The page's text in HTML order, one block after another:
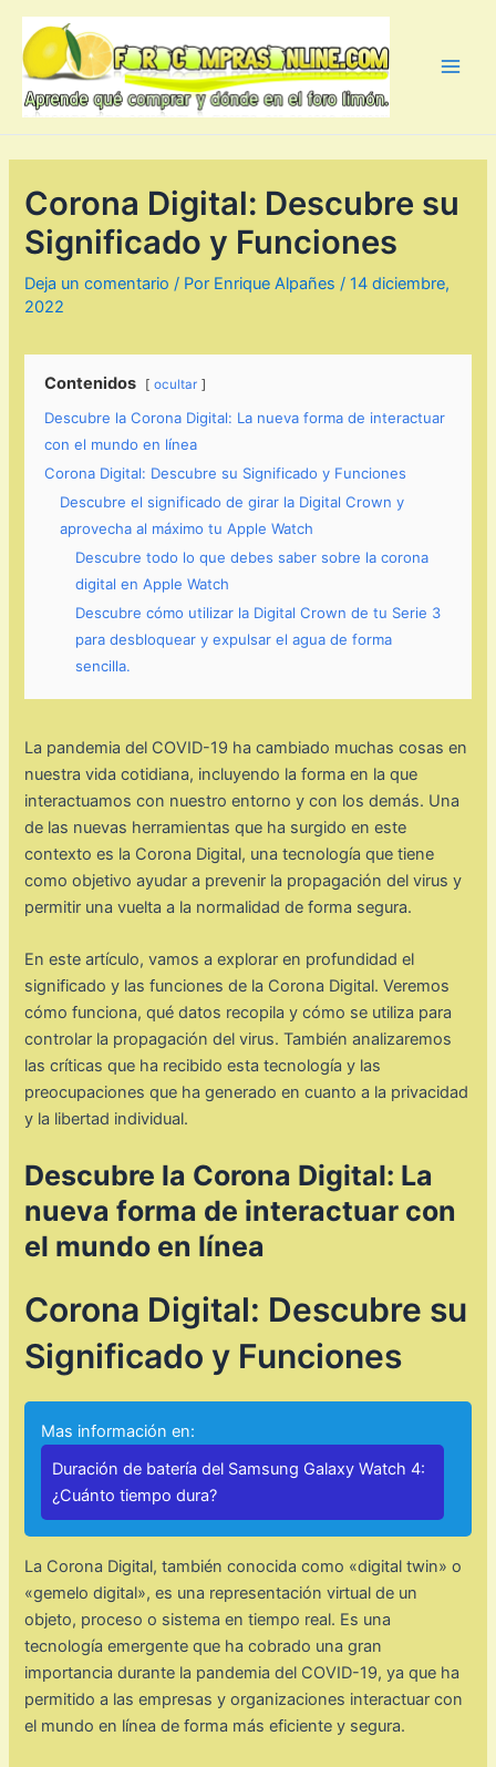
contenido
Corona Digital: Descubre su
Significado y Funciones
Deja un comentario / Por Enrique Alpañes /14 diciembre,
2022
Contenidos ocultar
Descubre la Corona Digital: La nueva forma de interactuar
con el mundo en línea
Corona Digital: Descubre su Significado y Funciones
Descubre el significado de girar la Digital Crown y
aprovecha al máximo tu Apple Watch
Descubre todo lo que debes saber sobre la corona
digital en Apple Watch
Descubre cómo utilizar la Digital Crown de tu Serie 3
para desbloquear y expulsar el agua de forma
sencilla.
La pandemia del COVID-19 ha cambiado muchas cosas en
nuestra vida cotidiana, incluyendo la forma en la que
interactuamos con nuestro entorno y con los demás. Una
de las nuevas herramientas que ha surgido en este
contexto es la Corona Digital, una tecnología que tiene
como objetivo ayudar a prevenir la propagación del virus y
permitir una vuelta a la normalidad de forma segura.
En este artículo, vamos a explorar en profundidad el
significado y las funciones de la Corona Digital. Veremos
cómo funciona, qué datos recopila y cómo se utiliza para
controlar la propagación del virus. También analizaremos
las críticas que ha recibido esta tecnología y las
preocupaciones que ha generado en cuanto a la privacidad
y la libertad individual.
Descubre la Corona Digital: La
nueva forma de interactuar con
el mundo en línea
Corona Digital: Descubre su
Significado y Funciones
Mas información en:
Duración de batería del Samsung Galaxy Watch 4:
¿Cuánto tiempo dura?
La Corona Digital, también conocida como «digital twin» o
«gemelo digital», es una representación virtual de un
objeto, proceso o sistema en tiempo real. Es una
tecnología emergente que ha cobrado una gran
importancia durante la pandemia del COVID-19, ya que ha
permitido a las empresas y organizaciones interactuar con
el mundo en línea de forma más eficiente y segura.